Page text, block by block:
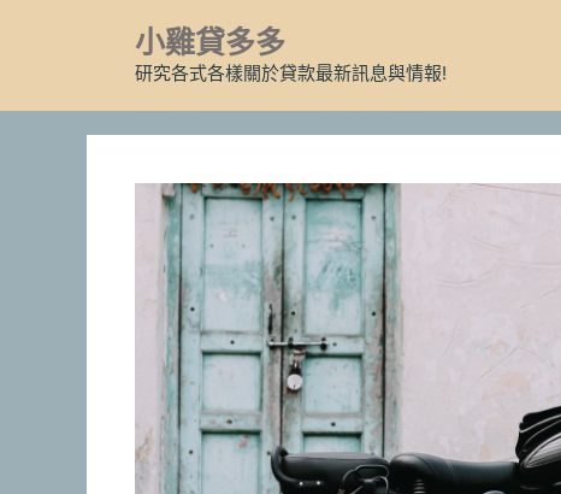
小雞貸多多
研究各式各樣關於貸款最新訊息與情報!